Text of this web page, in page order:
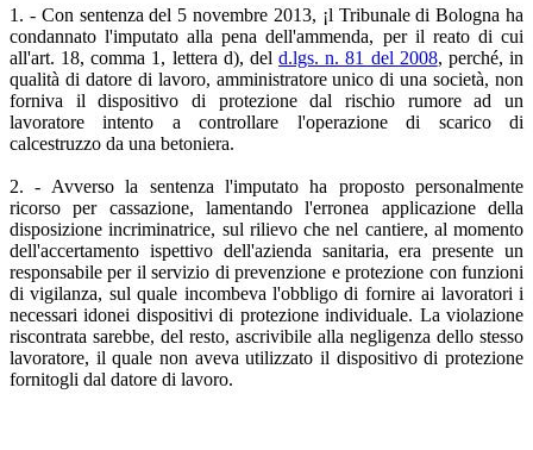
1. - Con sentenza del 5 novembre 2013, ¡l Tribunale di Bologna ha
condannato l'imputato alla pena dell'ammenda, per il reato di cui
all'art. 18, comma 1, lettera d), deld.lgs. n. 81 del 2008, perché, in
qualità di datore di lavoro, amministratore unico di una società, non
forniva il dispositivo di protezione dal rischio rumore ad un
lavoratore intento a controllare l'operazione di scarico di
calcestruzzo da una betoniera.
2. - Avverso la sentenza l'imputato ha proposto personalmente
ricorso per cassazione, lamentando l'erronea applicazione della
disposizione incriminatrice, sul rilievo che nel cantiere, al momento
dell'accertamento ispettivo dell'azienda sanitaria, era presente un
responsabile per il servizio di prevenzione e protezione con funzioni
di vigilanza, sul quale incombeva l'obbligo di fornire ai lavoratori i
necessari idonei dispositivi di protezione individuale. La violazione
riscontrata sarebbe, del resto, ascrivibile alla negligenza dello stesso
lavoratore, il quale non aveva utilizzato il dispositivo di protezione
fornitogli dal datore di lavoro.